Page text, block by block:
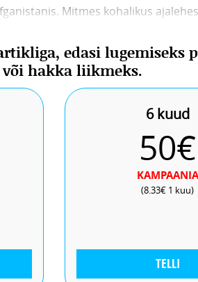
Mitmes kohalikus
pildid bin Ladenist, mida meile
edasi lugemiseks
või hakka liikmeks.
6 kuud
50€
KAMPAANIA
(8.33€ 1 kuu)
TELLI